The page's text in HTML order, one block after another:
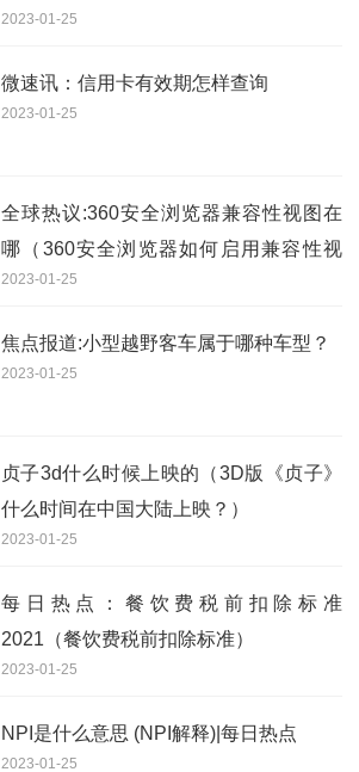
2023-01-25
微速讯：信用卡有效期怎样查询
2023-01-25
全球热议:360安全浏览器兼容性视图在
哪（360安全浏览器如何启用兼容性视
图）
2023-01-25
焦点报道:小型越野客车属于哪种车型？
2023-01-25
贞子3d什么时候上映的（3D版《贞子》
什么时间在中国大陆上映？）
2023-01-25
每日热点：餐饮费税前扣除标准
2021（餐饮费税前扣除标准）
2023-01-25
NPI是什么意思 (NPI解释)|每日热点
2023-01-25